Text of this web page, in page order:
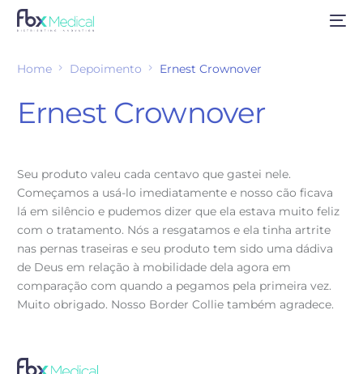
Home Depoimento Ernest Crownover
Ernest Crownover
Seu produto valeu cada centavo que gastei nele.
Começamos a usá-lo imediatamente e nosso cão ficava
lá em silêncio e pudemos dizer que ela estava muito feliz
com o tratamento. Nós a resgatamos e ela tinha artrite
nas pernas traseiras e seu produto tem sido uma dádiva
de Deus em relação à mobilidade dela agora em
comparação com quando a pegamos pela primeira vez.
Muito obrigado. Nosso Border Collie também agradece.